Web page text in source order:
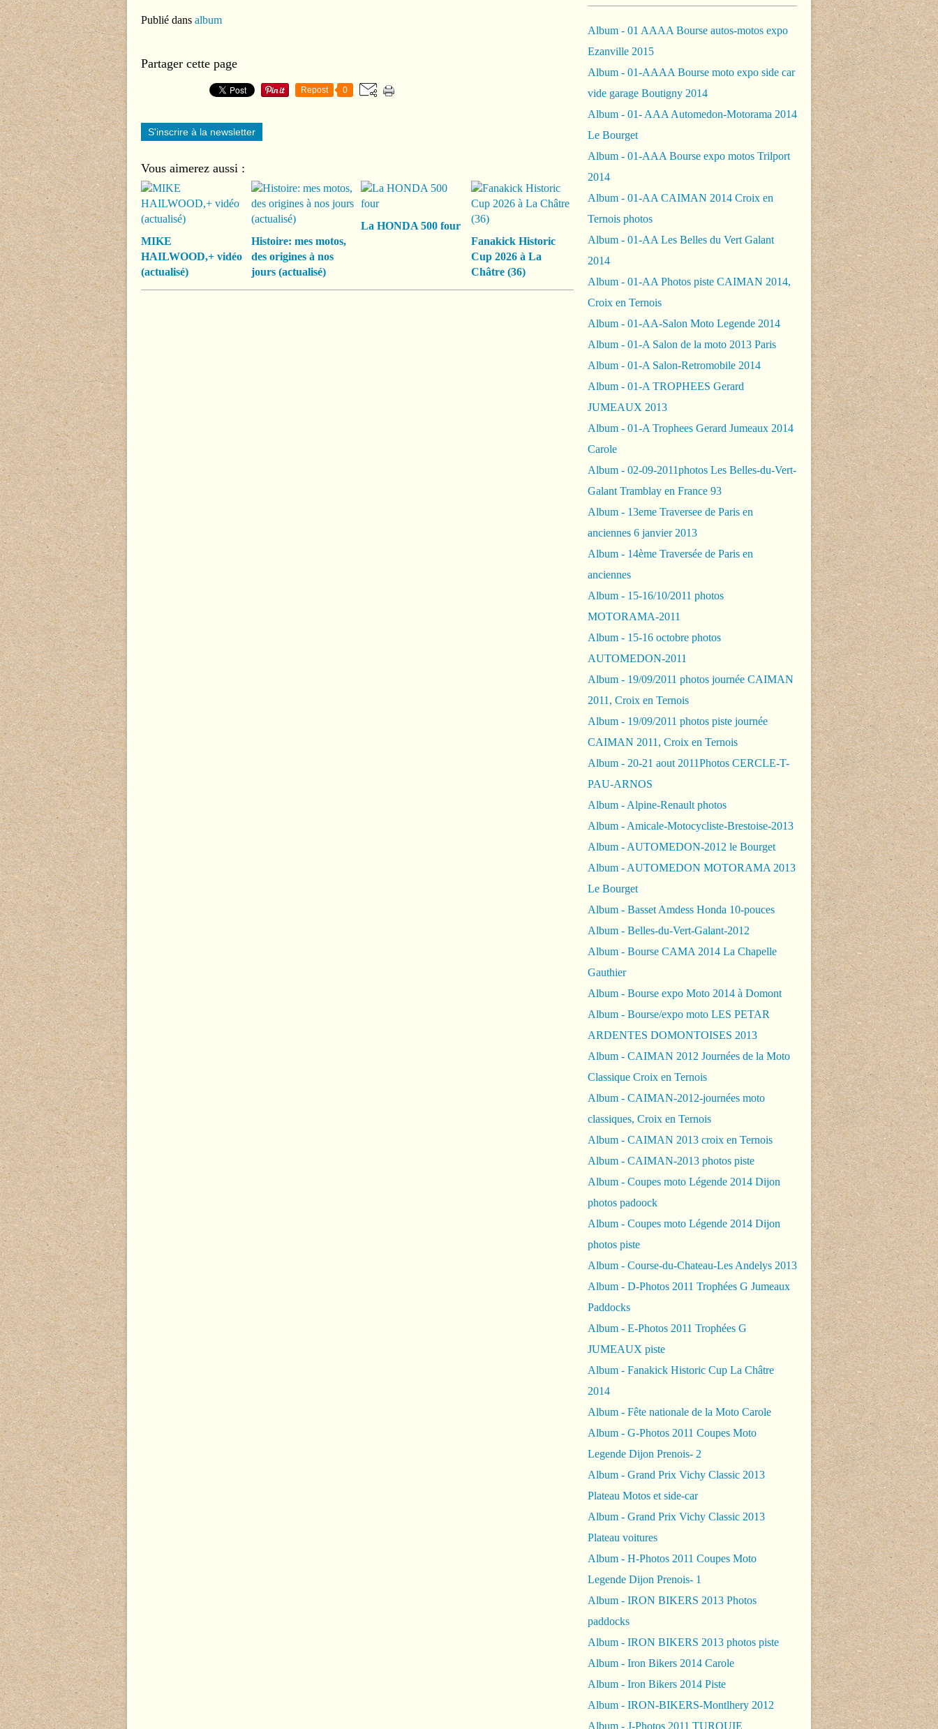
Publié dans album
Partager cette page
Repost 0
S'inscrire à la newsletter
Vous aimerez aussi :
MIKE
HAILWOOD,+ vidéo
(actualisé)
Histoire: mes motos,
des origines à nos
jours (actualisé)
La HONDA 500 four
Fanakick Historic
Cup 2026 à La
Châtre (36)
Album - 01 AAAA Bourse autos-motos expo
Ezanville 2015
Album - 01-AAAA Bourse moto expo side car
vide garage Boutigny 2014
Album - 01- AAA Automedon-Motorama 2014
Le Bourget
Album - 01-AAA Bourse expo motos Trilport
2014
Album - 01-AA CAIMAN 2014 Croix en
Ternois photos
Album - 01-AA Les Belles du Vert Galant
2014
Album - 01-AA Photos piste CAIMAN 2014,
Croix en Ternois
Album - 01-AA-Salon Moto Legende 2014
Album - 01-A Salon de la moto 2013 Paris
Album - 01-A Salon-Retromobile 2014
Album - 01-A TROPHEES Gerard
JUMEAUX 2013
Album - 01-A Trophees Gerard Jumeaux 2014
Carole
Album - 02-09-2011photos Les Belles-du-Vert-
Galant Tramblay en France 93
Album - 13eme Traversee de Paris en
anciennes 6 janvier 2013
Album - 14ème Traversée de Paris en
anciennes
Album - 15-16/10/2011 photos
MOTORAMA-2011
Album - 15-16 octobre photos
AUTOMEDON-2011
Album - 19/09/2011 photos journée CAIMAN
2011, Croix en Ternois
Album - 19/09/2011 photos piste journée
CAIMAN 2011, Croix en Ternois
Album - 20-21 aout 2011Photos CERCLE-T-
PAU-ARNOS
Album - Alpine-Renault photos
Album - Amicale-Motocycliste-Brestoise-2013
Album - AUTOMEDON-2012 le Bourget
Album - AUTOMEDON MOTORAMA 2013
Le Bourget
Album - Basset Amdess Honda 10-pouces
Album - Belles-du-Vert-Galant-2012
Album - Bourse CAMA 2014 La Chapelle
Gauthier
Album - Bourse expo Moto 2014 à Domont
Album - Bourse/expo moto LES PETAR
ARDENTES DOMONTOISES 2013
Album - CAIMAN 2012 Journées de la Moto
Classique Croix en Ternois
Album - CAIMAN-2012-journées moto
classiques, Croix en Ternois
Album - CAIMAN 2013 croix en Ternois
Album - CAIMAN-2013 photos piste
Album - Coupes moto Légende 2014 Dijon
photos padoock
Album - Coupes moto Légende 2014 Dijon
photos piste
Album - Course-du-Chateau-Les Andelys 2013
Album - D-Photos 2011 Trophées G Jumeaux
Paddocks
Album - E-Photos 2011 Trophées G
JUMEAUX piste
Album - Fanakick Historic Cup La Châtre
2014
Album - Fête nationale de la Moto Carole
Album - G-Photos 2011 Coupes Moto
Legende Dijon Prenois- 2
Album - Grand Prix Vichy Classic 2013
Plateau Motos et side-car
Album - Grand Prix Vichy Classic 2013
Plateau voitures
Album - H-Photos 2011 Coupes Moto
Legende Dijon Prenois- 1
Album - IRON BIKERS 2013 Photos
paddocks
Album - IRON BIKERS 2013 photos piste
Album - Iron Bikers 2014 Carole
Album - Iron Bikers 2014 Piste
Album - IRON-BIKERS-Montlhery 2012
Album - J-Photos 2011 TURQUIE